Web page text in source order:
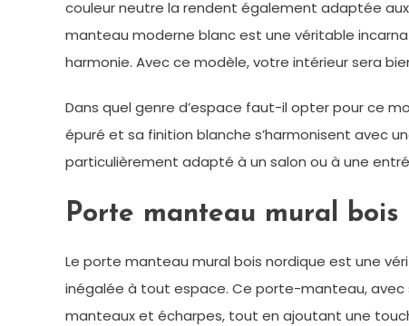
couleur neutre la rendent également adaptée
manteau moderne blanc est une véritable
harmonie. Avec ce modèle, votre intérieur sera
Dans quel genre d’espace faut-il opter pour ce
épuré et sa finition blanche s’harmonisent avec
particulièrement adapté à un salon ou à une
Porte manteau mural
Le porte manteau mural bois nordique est une
inégalée à tout espace. Ce porte-manteau, avec
manteaux et écharpes, tout en ajoutant une